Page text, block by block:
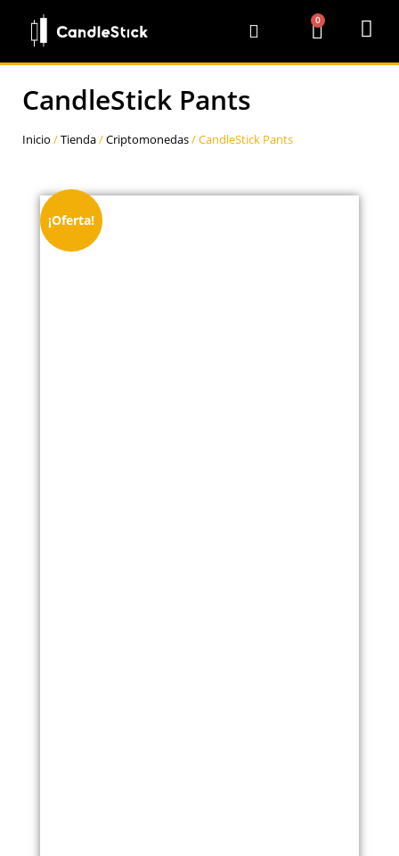
0
CandleStick Pants
Inicio /Tienda/Criptomonedas/ CandleStick Pants
¡Oferta!